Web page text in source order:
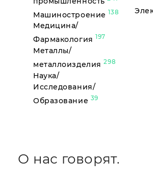
Машиностроение 138
Медицина/
Фармакология 197
Металлы/
металлоизделия298
Наука/
Исследования/
Образование 39
О нас говорят.